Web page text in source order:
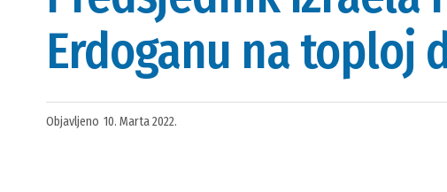
Erdoganu na toploj
Objavljeno 10. Marta 2022.